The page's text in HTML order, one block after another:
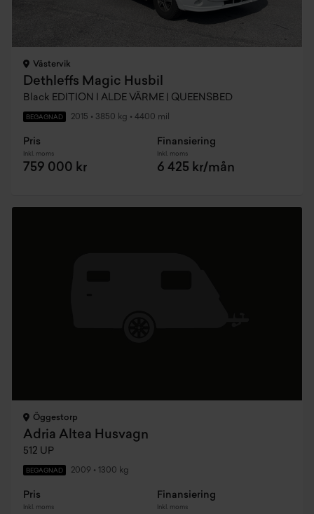
Västervik
Dethleffs Magic Husbil
Black EDITION I ALDE VÄRME | QUEENSBED
BEGAGNAD 2015 • 3850 kg • 4400 mil
Pris
Inkl. moms
759 000 kr
Finansiering
Inkl. moms
6 425 kr/mån
Öggestorp
Adria Altea Husvagn
512 UP
BEGAGNAD 2009 • 1300 kg
Pris
Inkl. moms
Finansiering
Inkl. moms